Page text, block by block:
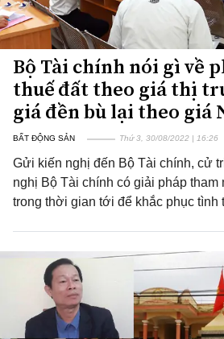
Bộ Tài chính nói gì về
thuế đất theo giá thị
giá đền bù lại theo giá
BẤT ĐỘNG SẢN Thứ 3, 30/08/2022 | 16:26
Gửi kiến nghị đến Bộ Tài chính, cử
nghị Bộ Tài chính có giải pháp tham
trong thời gian tới để khắc phục tình